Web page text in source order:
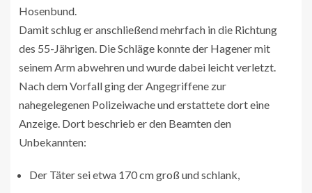
Hosenbund.
Damit schlug er anschließend mehrfach in die Richtung
des 55-Jährigen. Die Schläge konnte der Hagener mit
seinem Arm abwehren und wurde dabei leicht verletzt.
Nach dem Vorfall ging der Angegriffene zur
nahegelegenen Polizeiwache und erstattete dort eine
Anzeige. Dort beschrieb er den Beamten den
Unbekannten:
Der Täter sei etwa 170 cm groß und schlank,